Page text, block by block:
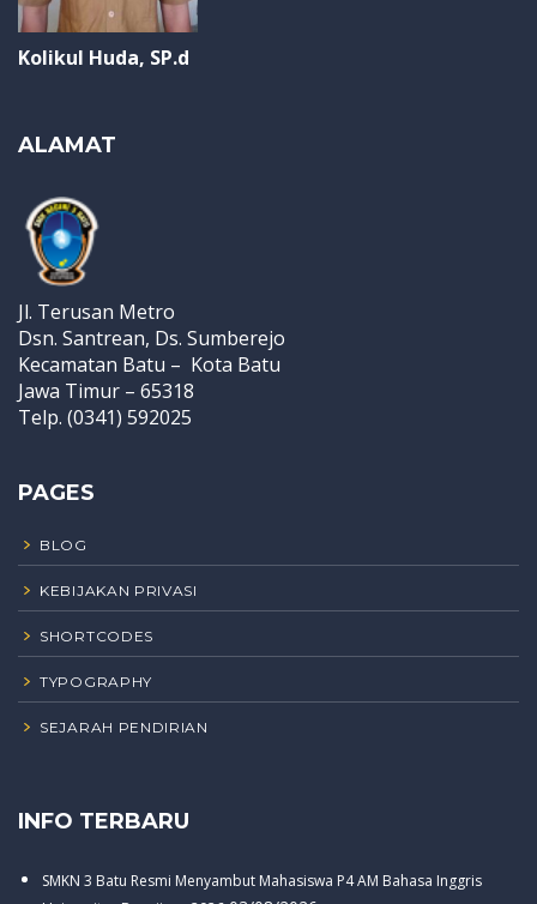
Kolikul Huda, SP.d
ALAMAT
Jl. Terusan Metro
Dsn. Santrean, Ds. Sumberejo
Kecamatan Batu – Kota Batu
Jawa Timur – 65318
Telp. (0341) 592025
PAGES
BLOG
KEBIJAKAN PRIVASI
SHORTCODES
TYPOGRAPHY
SEJARAH PENDIRIAN
INFO TERBARU
SMKN 3 Batu Resmi Menyambut Mahasiswa P4 AM Bahasa Inggris